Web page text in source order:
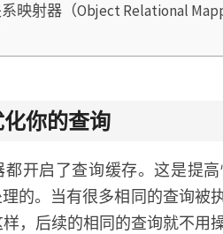
映射器（Object Relational
你的查询
都开启了查询缓存。这是提
理的。当有很多相同的查询
，后续的相同的查询就不用